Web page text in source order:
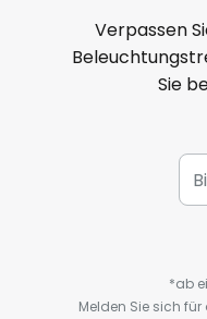
Verpassen
Sie
*ab
Melden Sie sich